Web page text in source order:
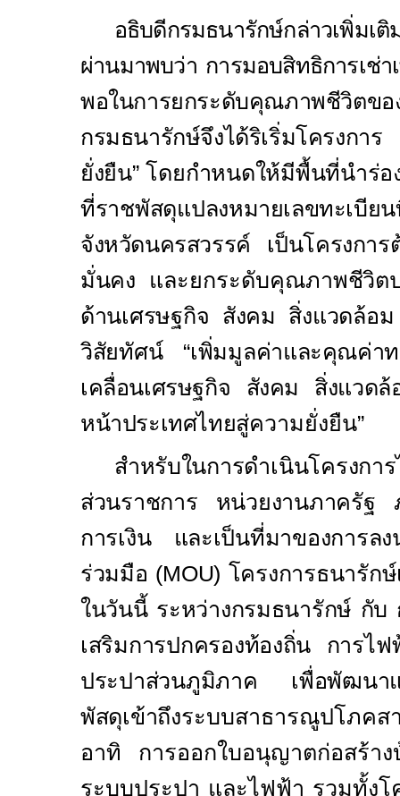
อธิบดีกรมธนารักษ์กล่าวเพิ่มเ
ผ่านมาพบว่า การมอบสิทธิการเช่า
พอในการยกระดับคุณภาพชีวิตขอ
กรมธนารักษ์จึงได้ริเริ่มโครงก
ยั่งยืน” โดยกำหนดให้มีพื้นที่นำร่
ที่ราชพัสดุแปลงหมายเลขทะเบีย
จังหวัดนครสวรรค์ เป็นโครงการ
มั่นคง และยกระดับคุณภาพชีวิต
ด้านเศรษฐกิจ สังคม สิ่งแวดล้อ
วิสัยทัศน์ “เพิ่มมูลค่าและคุณค่า
เคลื่อนเศรษฐกิจ สังคม สิ่งแวด
หน้าประเทศไทยสู่ความยั่งยืน”
สำหรับในการดำเนินโครงกา
ส่วนราชการ หน่วยงานภาครัฐ
การเงิน และเป็นที่มาของการล
ร่วมมือ (MOU) โครงการธนารัก
ในวันนี้ ระหว่างกรมธนารักษ์ กับ
เสริมการปกครองท้องถิ่น การไ
ประปาส่วนภูมิภาค เพื่อพัฒนาแ
พัสดุเข้าถึงระบบสาธารณูปโภค
อาทิ การออกใบอนุญาตก่อสร้า
ระบบประปา และไฟฟ้า รวมทั้งโ